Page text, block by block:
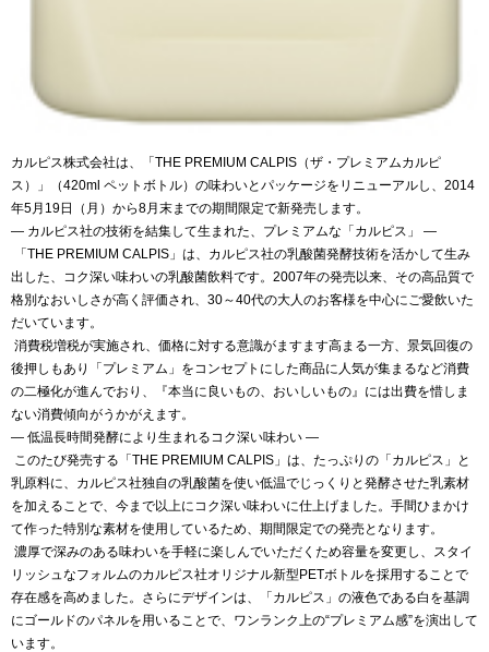
カルピス株式会社は、「THE PREMIUM CALPIS（ザ・プレミアムカルピ
ス）」（420ml ペットボトル）の味わいとパッケージをリニューアルし、2014
年5月19日（月）から8月末までの期間限定で新発売します。
― カルピス社の技術を結集して生まれた、プレミアムな「カルピス」 ―
「THE PREMIUM CALPIS」は、カルピス社の乳酸菌発酵技術を活かして生み
出した、コク深い味わいの乳酸菌飲料です。2007年の発売以来、その高品質で
格別なおいしさが高く評価され、30～40代の大人のお客様を中心にご愛飲いた
だいています。
消費税増税が実施され、価格に対する意識がますます高まる一方、景気回復の
後押しもあり「プレミアム」をコンセプトにした商品に人気が集まるなど消費
の二極化が進んでおり、『本当に良いもの、おいしいもの』には出費を惜しま
ない消費傾向がうかがえます。
― 低温長時間発酵により生まれるコク深い味わい ―
このたび発売する「THE PREMIUM CALPIS」は、たっぷりの「カルピス」と
乳原料に、カルピス社独自の乳酸菌を使い低温でじっくりと発酵させた乳素材
を加えることで、今まで以上にコク深い味わいに仕上げました。手間ひまかけ
て作った特別な素材を使用しているため、期間限定での発売となります。
濃厚で深みのある味わいを手軽に楽しんでいただくため容量を変更し、スタイ
リッシュなフォルムのカルピス社オリジナル新型PETボトルを採用することで
存在感を高めました。さらにデザインは、「カルピス」の液色である白を基調
にゴールドのパネルを用いることで、ワンランク上の“プレミアム感”を演出して
います。